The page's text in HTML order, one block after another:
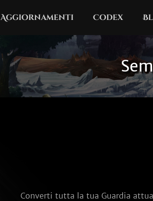
Aggiornamenti Codex
Converti tutta la tua Guardia